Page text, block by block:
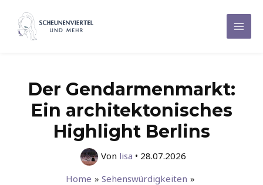
Inhalt
springen
Main
Der Gendarmenmarkt:
Ein architektonisches
Highlight Berlins
Von lisa • 28.07.2026
Home
Sehenswürdigkeiten